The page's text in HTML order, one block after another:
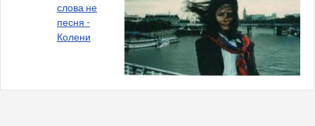
слова не
песня -
Колени